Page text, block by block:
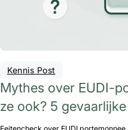
Kennis Post
Mythes over EUDI-
ze ook? 5